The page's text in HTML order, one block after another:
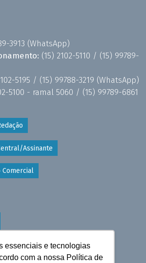
essenciais e tecnologias
com a nossa Política de
3913 (WhatsApp)
(15) 2102-5110 / (15) 99789-
5195 / (15) 99788-3219 (WhatsApp)
5100 - ramal 5060 / (15) 99789-6861
Assinante
Comercial
aplicativo